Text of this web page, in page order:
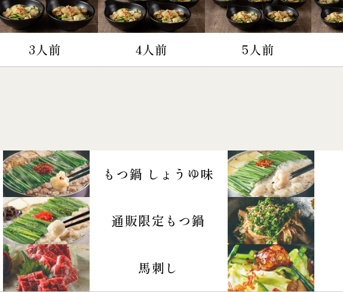
3人前 4人前 5人前
もつ鍋 しょうゆ味
通販限定もつ鍋
馬刺し